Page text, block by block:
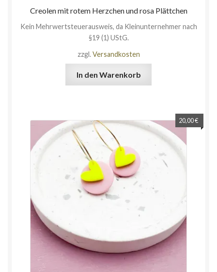
Creolen mit rotem Herzchen und rosa Plättchen
Kein Mehrwertsteuerausweis, da Kleinunternehmer nach
§19 (1) UStG.
zzgl.Versandkosten
In den Warenkorb
20,00€